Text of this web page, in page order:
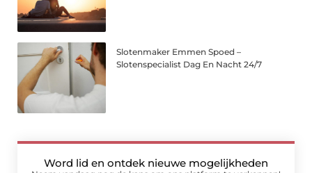
Slotenmaker Emmen Spoed –
Slotenspecialist Dag En Nacht 24/7
Word lid en ontdek nieuwe mogelijkheden